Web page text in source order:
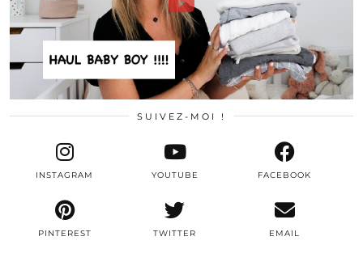
SUIVEZ-MOI !
TWITTER
INSTAGRAM FACEBOOK
PINTEREST
YOUTUBE
EMAIL